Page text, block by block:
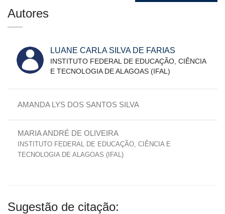
Autores
LUANE CARLA SILVA DE FARIAS
INSTITUTO FEDERAL DE EDUCAÇÃO, CIÊNCIA
E TECNOLOGIA DE ALAGOAS (IFAL)
AMANDA LYS DOS SANTOS SILVA
MARIA ANDRÉ DE OLIVEIRA
INSTITUTO FEDERAL DE EDUCAÇÃO, CIÊNCIA E
TECNOLOGIA DE ALAGOAS (IFAL)
Sugestão de citação: